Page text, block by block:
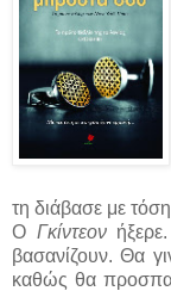
τη διάβασε με
Ο Γκίντεονήξερε.
βασανίζουν. Θα
καθώς θα